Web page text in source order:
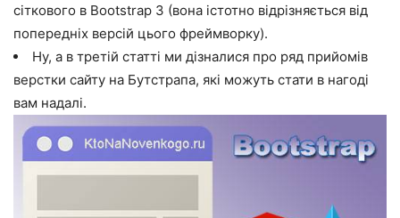
сіткового в Bootstrap 3 (вона істотно відрізняється від
попередніх версій цього фреймворку).
Ну, а в третій статті ми дізналися про ряд прийомів
верстки сайту на Бутстрапа, які можуть стати в нагоді
вам надалі.